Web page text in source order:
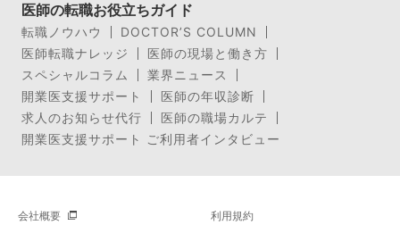
医師の転職お役立ちガイド
転職ノウハウ
DOCTOR’S COLUMN
医師転職ナレッジ
医師の現場と働き方
スペシャルコラム
業界ニュース
開業医支援サポート
医師の年収診断
求人のお知らせ代行
医師の職場カルテ
開業医支援サポート ご利用者インタビュー
会社概要 利用規約